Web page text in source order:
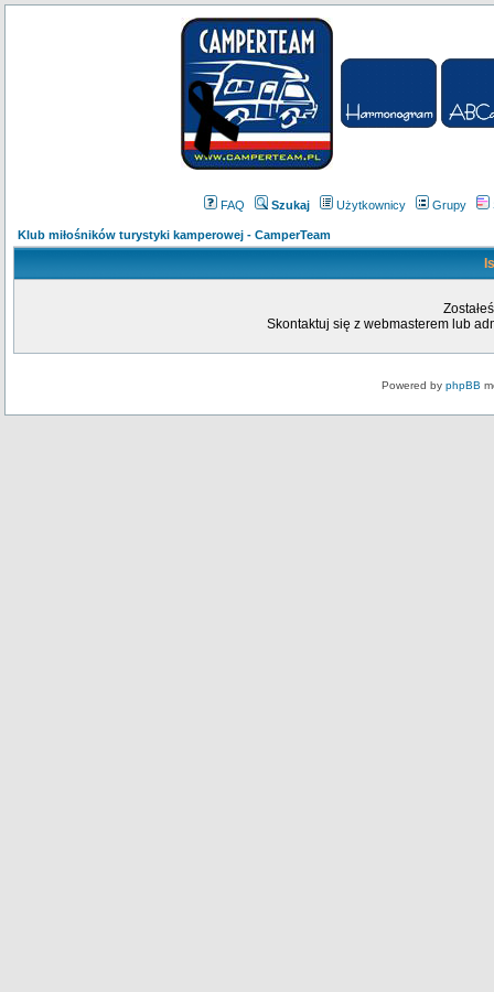
FAQ Szukaj Użytkownicy Grupy
Klub miłośników turystyki kamperowej - CamperTeam
Skontaktuj się z webmasterem lub
Powered by phpBB